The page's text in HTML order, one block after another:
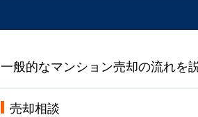
一般的なマンション売却の流れを
売却相談